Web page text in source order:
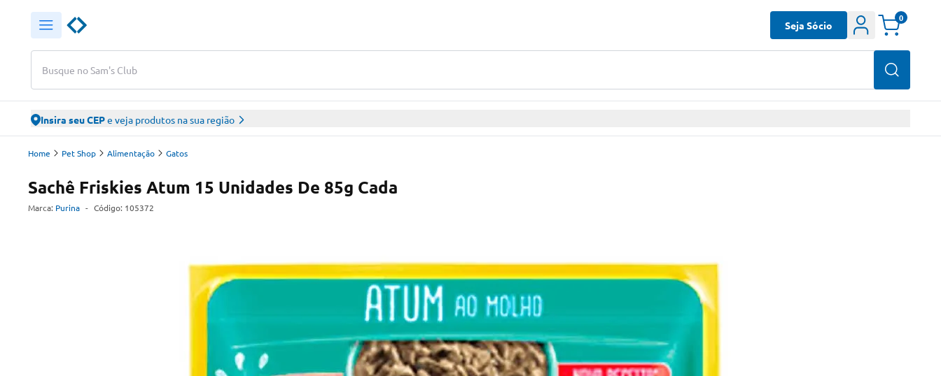
Busque no Sam's Club
Seja Sócio
0
Insira seu CEPe veja produtos na sua região
Home Pet Shop Alimentação Gatos
Sachê Friskies Atum 15 Unidades De 85g Cada
Marca: Purina - Código: 105372